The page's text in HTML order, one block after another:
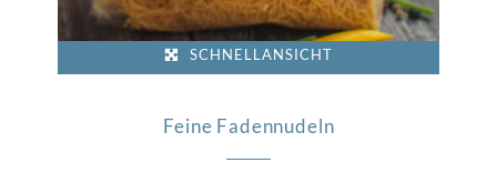
SCHNELLANSICHT
Feine Fadennudeln